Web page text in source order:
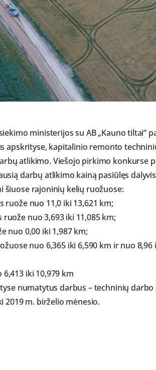
ministerijos su AB „Kauno tiltai“
apskrityse, kapitalinio remonto
atlikimo. Viešojo pirkimo konkurse
darbų atlikimo kainą pasiūlęs
šiuose rajoninių kelių ruožuose:
ruože nuo 11,0 iki 13,621 km;
nuo 3,693 iki 11,085 km;
nuo 0,00 iki 1,987 km;
nuo 6,365 iki 6,590 km ir nuo 8,96
iki 10,979 km
numatytus darbus – techninių
2019 m. birželio mėnesio.